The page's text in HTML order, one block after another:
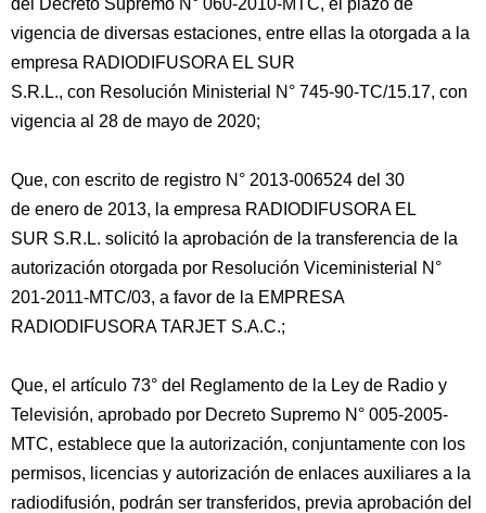
del Decreto Supremo N° 060-2010-MTC, el plazo de
vigencia de diversas estaciones, entre ellas la otorgada a la
empresa RADIODIFUSORA EL SUR
S.R.L., con Resolución Ministerial N° 745-90-TC/15.17, con
vigencia al 28 de mayo de 2020;
Que, con escrito de registro N° 2013-006524 del 30
de enero de 2013, la empresa RADIODIFUSORA EL
SUR S.R.L. solicitó la aprobación de la transferencia de la
autorización otorgada por Resolución Viceministerial N°
201-2011-MTC/03, a favor de la EMPRESA
RADIODIFUSORA TARJET S.A.C.;
Que, el artículo 73° del Reglamento de la Ley de Radio y
Televisión, aprobado por Decreto Supremo N° 005-2005-
MTC, establece que la autorización, conjuntamente con los
permisos, licencias y autorización de enlaces auxiliares a la
radiodifusión, podrán ser transferidos, previa aprobación del